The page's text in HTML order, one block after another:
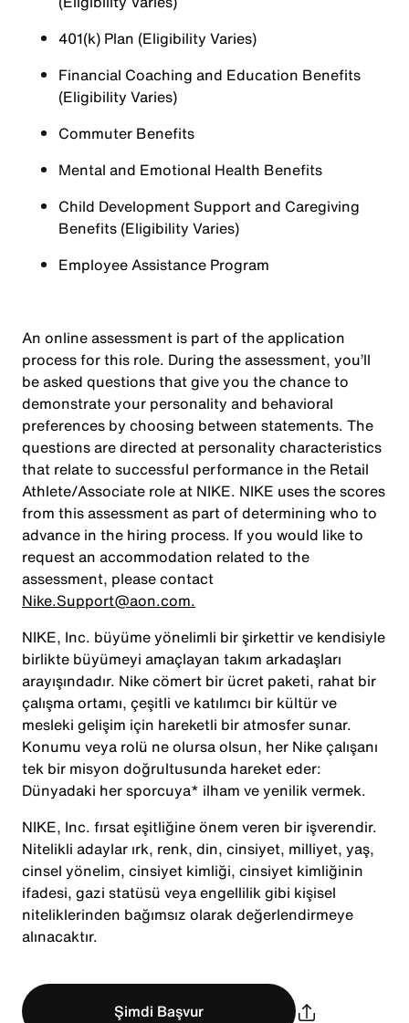
401(k) Plan (Eligibility Varies)
Financial Coaching and Education Benefits
(Eligibility Varies)
Commuter Benefits
Mental and Emotional Health Benefits
Child Development Support and Caregiving
Benefits (Eligibility Varies)
Employee Assistance Program
An online assessment is part of the application
process for this role. During the assessment, you’ll
be asked questions that give you the chance to
demonstrate your personality and behavioral
preferences by choosing between statements. The
questions are directed at personality characteristics
that relate to successful performance in the Retail
Athlete/Associate role at NIKE. NIKE uses the scores
from this assessment as part of determining who to
advance in the hiring process. If you would like to
request an accommodation related to the
assessment, please contact
Nike.Support@aon.com.
NIKE, Inc. büyüme yönelimli bir şirkettir ve kendisiyle
birlikte büyümeyi amaçlayan takım arkadaşları
arayışındadır. Nike cömert bir ücret paketi, rahat bir
çalışma ortamı, çeşitli ve katılımcı bir kültür ve
mesleki gelişim için hareketli bir atmosfer sunar.
Konumu veya rolü ne olursa olsun, her Nike çalışanı
tek bir misyon doğrultusunda hareket eder:
Dünyadaki her sporcuya* ilham ve yenilik vermek.
NIKE, Inc. fırsat eşitliğine önem veren bir işverendir.
Nitelikli adaylar ırk, renk, din, cinsiyet, milliyet, yaş,
cinsel yönelim, cinsiyet kimliği, cinsiyet kimliğinin
ifadesi, gazi statüsü veya engellilik gibi kişisel
niteliklerinden bağımsız olarak değerlendirmeye
alınacaktır.
Şimdi Başvur